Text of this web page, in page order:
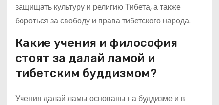
защищать культуру и религию Тибета, а также
бороться за свободу и права тибетского народа.
Какие учения и философия
стоят за далай ламой и
тибетским буддизмом?
Учения далай ламы основаны на буддизме и в